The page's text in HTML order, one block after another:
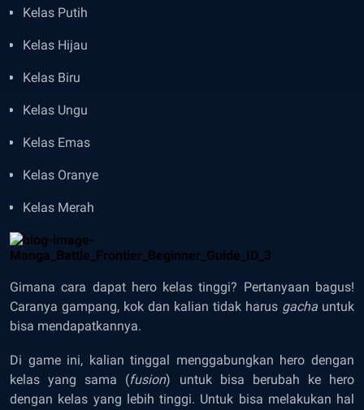
Kelas Putih
Kelas Hijau
Kelas Biru
Kelas Ungu
Kelas Emas
Kelas Oranye
Kelas Merah
Gimana cara dapat hero kelas tinggi? Pertanyaan bagus!
Caranya gampang, kok dan kalian tidak harus gacha untuk
bisa mendapatkannya.
Di game ini, kalian tinggal menggabungkan hero dengan
kelas yang sama (fusion) untuk bisa berubah ke hero
dengan kelas yang lebih tinggi. Untuk bisa melakukan hal